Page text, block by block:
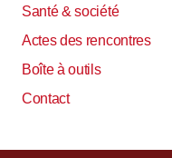
Santé & société
Actes des rencontres
Boîte à outils
Contact